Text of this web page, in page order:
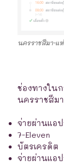
นครราชสีมา-แ
ช่องทางในก
นครราชสีม
จ่ายผ่านแอ
7-Eleven
บัตรเครดิต
จ่ายผ่านแอ